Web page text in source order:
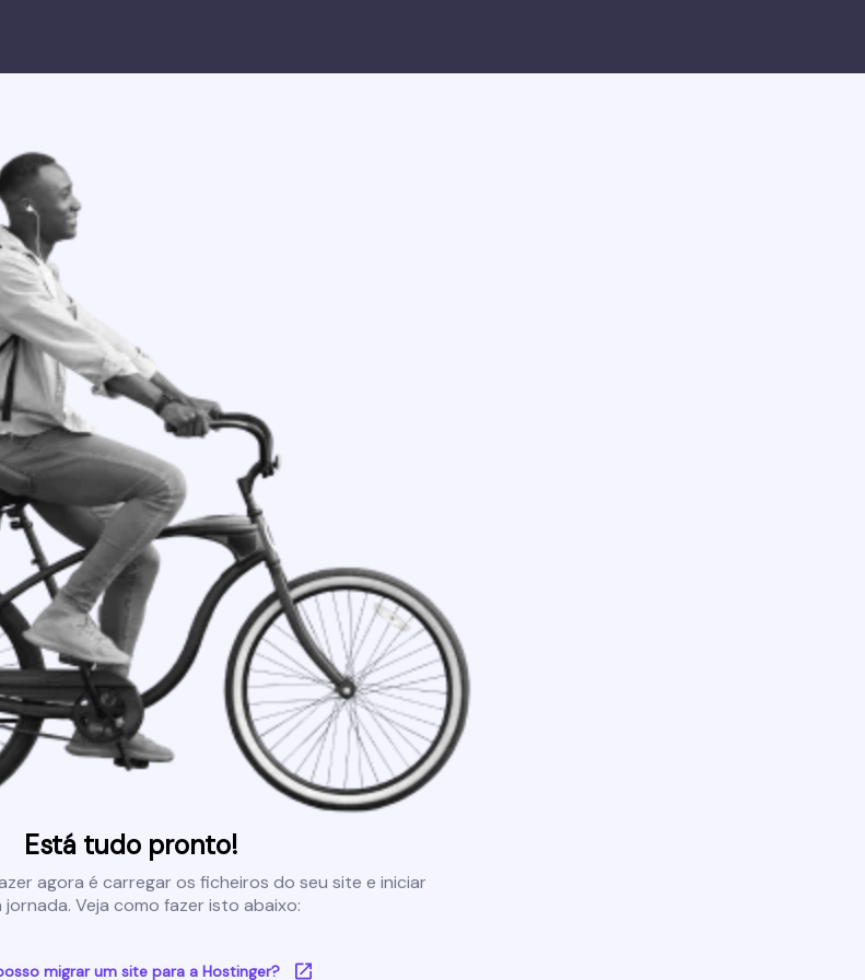
Está tudo pronto!
agora é carregar os ficheiros do seu site e iniciar
jornada. Veja como fazer isto abaixo:
migrar um site para a Hostinger?